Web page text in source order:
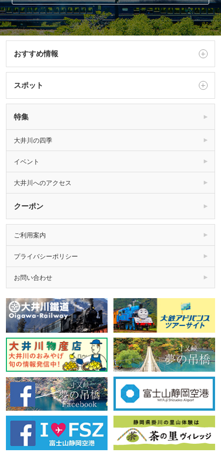
おすすめ情報
スポット
特集
大井川の四季
イベント
大井川へのアクセス
クーポン
ご利用案内
プライバシーポリシー
お問い合わせ